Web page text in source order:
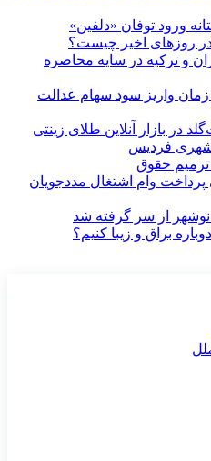
ورود توفان «دلفین»
در روزهای اخیر چیست؟
ایران و ترکیه در سایه محاصره
واریز سود سهام عدالت
شهری فردیس
ترمیم حقوق
پرداخت وام اشتغال مددجویان
نوشهر از سر گرفته شد
براق و زیبا کنیم؟